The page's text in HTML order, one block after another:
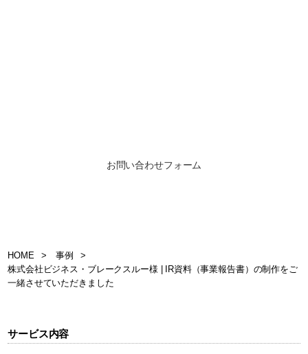
お問い合わせフォーム
HOME
事例
株式会社ビジネス・ブレークスルー様 | IR資料（事業報告書）の制作をご
一緒させていただきました
サービス内容